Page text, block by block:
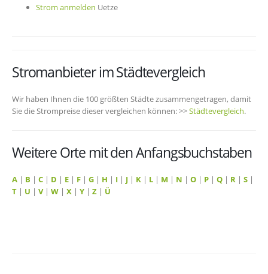
Strom anmelden Uetze
Stromanbieter im Städtevergleich
Wir haben Ihnen die 100 größten Städte zusammengetragen, damit
Sie die Strompreise dieser vergleichen können: >>Städtevergleich.
Weitere Orte mit den Anfangsbuchstaben
A | B | C | D | E | F | G | H | I | J | K | L | M | N | O | P | Q | R | S |
T | U | V| W | X | Y | Z | Ü